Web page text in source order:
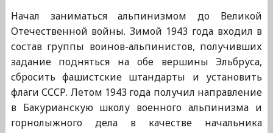
Начал заниматься альпинизмом до Великой
Отечественной войны. Зимой 1943 года входил в
состав группы воинов-альпинистов, получивших
задание подняться на обе вершины Эльбруса,
сбросить фашистские штандарты и установить
флаги СССР. Летом 1943 года получил направление
в Бакурианскую школу военного альпинизма и
горнолыжного дела в качестве начальника